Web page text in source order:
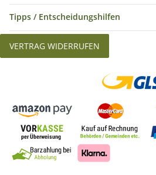
Tipps / Entscheidungshilfen
VERTRAG WIDERRUFEN